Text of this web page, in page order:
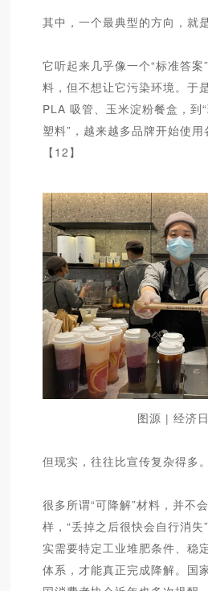
其中，一个最典型的方向，就是
它听起来几乎像一个“标准答案
料，但不想让它污染环境。于
PLA 吸管、玉米淀粉餐盒，到
塑料”，越来越多品牌开始使用
【12】
图源 | 经济
但现实，往往比宣传复杂得多。
很多所谓“可降解”材料，并不
样，“丢掉之后很快会自行消
实需要特定工业堆肥条件、稳
体系，才能真正完成降解。国